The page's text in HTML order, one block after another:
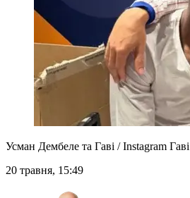
Усман Дембеле та Гаві / Instagram Гаві
20 травня, 15:49